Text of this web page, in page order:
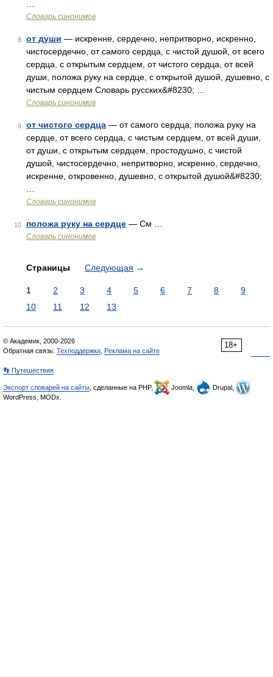
Словарь синонимов
8 от души — искренне, сердечно, непритворно, искренно,
чистосердечно, от самого сердца, с чистой душой, от всего
сердца, с открытым сердцем, от чистого сердца, от всей
души, положа руку на сердце, с открытой душой, душевно, с
чистым сердцем Словарь русских&#8230; …
Словарь синонимов
9 от чистого сердца — от самого сердца, положа руку на
сердце, от всего сердца, с чистым сердцем, от всей души,
от души, с открытым сердцем, простодушно, с чистой
душой, чистосердечно, непритворно, искренно, сердечно,
искренне, откровенно, душевно, с открытой душой&#8230;
Словарь синонимов
10 положа руку на сердце — См …
Словарь синонимов
Страницы Следующая →
1 2 3 4 5 6 7 8
9
10
11 12 13
18+
© Академик, 2000-2026
Обратная связь: Техподдержка Реклама на сайте
👣 Путешествия
Экспорт словарей на сайты , сделанные на PHP, Joomla,
Drupal,
WordPress, MODx.